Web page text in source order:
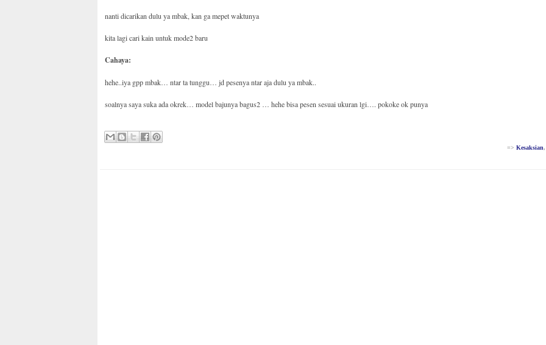
nanti dicarikan dulu ya mbak, kan ga mepet waktunya
kita lagi cari kain untuk mode2 baru
Cahaya:
hehe..iya gpp mbak… ntar ta tunggu… jd pesenya ntar aja dulu ya mbak..
soalnya saya suka ada okrek… model bajunya bagus2 … hehe bisa pesen sesuai ukuran lgi…. pokoke ok punya
=> Kesaksian,